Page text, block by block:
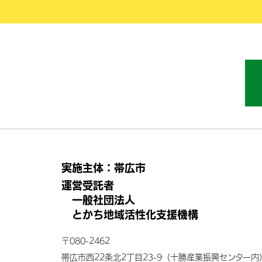
実施主体：帯広市
運営受託者
一般社団法人
とかち地域活性化支援機構
〒080-2462
帯広市西22条北2丁目23-9（十勝産業振興センター内